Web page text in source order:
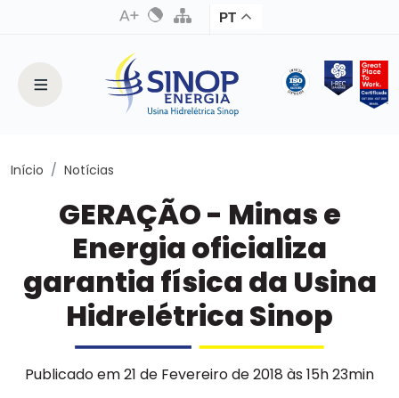
PT
Início Notícias
GERAÇÃO - Minas e
Energia oficializa
garantia física da Usina
Hidrelétrica Sinop
Publicado em 21 de Fevereiro de 2018 às 15h 23min